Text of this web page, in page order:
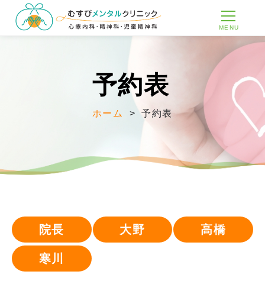
MENU
予約表
ホーム > 予約表
院長 大野 高橋
寒川